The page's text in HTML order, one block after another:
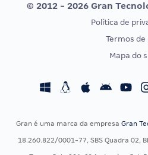
CONCURSOS POR PROFISSÃO
Concursos Fiscais
© 2012 - 2026 Gran
Política de
Termos de
Mapa do
Gran é uma marca da empresa Gran
18.260.822/0001-77, SBS Quadra 02,